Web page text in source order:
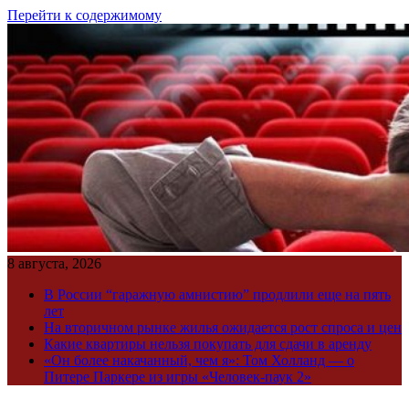
Перейти к содержимому
8 августа, 2026
В России “гаражную амнистию” продлили еще на пять
лет
На вторичном рынке жилья ожидается рост спроса и цен
Какие квартиры нельзя покупать для сдачи в аренду
«Он более накачанный, чем я»: Том Холланд — о
Питере Паркере из игры «Человек-паук 2»